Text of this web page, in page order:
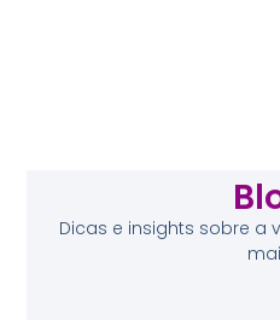
Dicas e insights sobre a